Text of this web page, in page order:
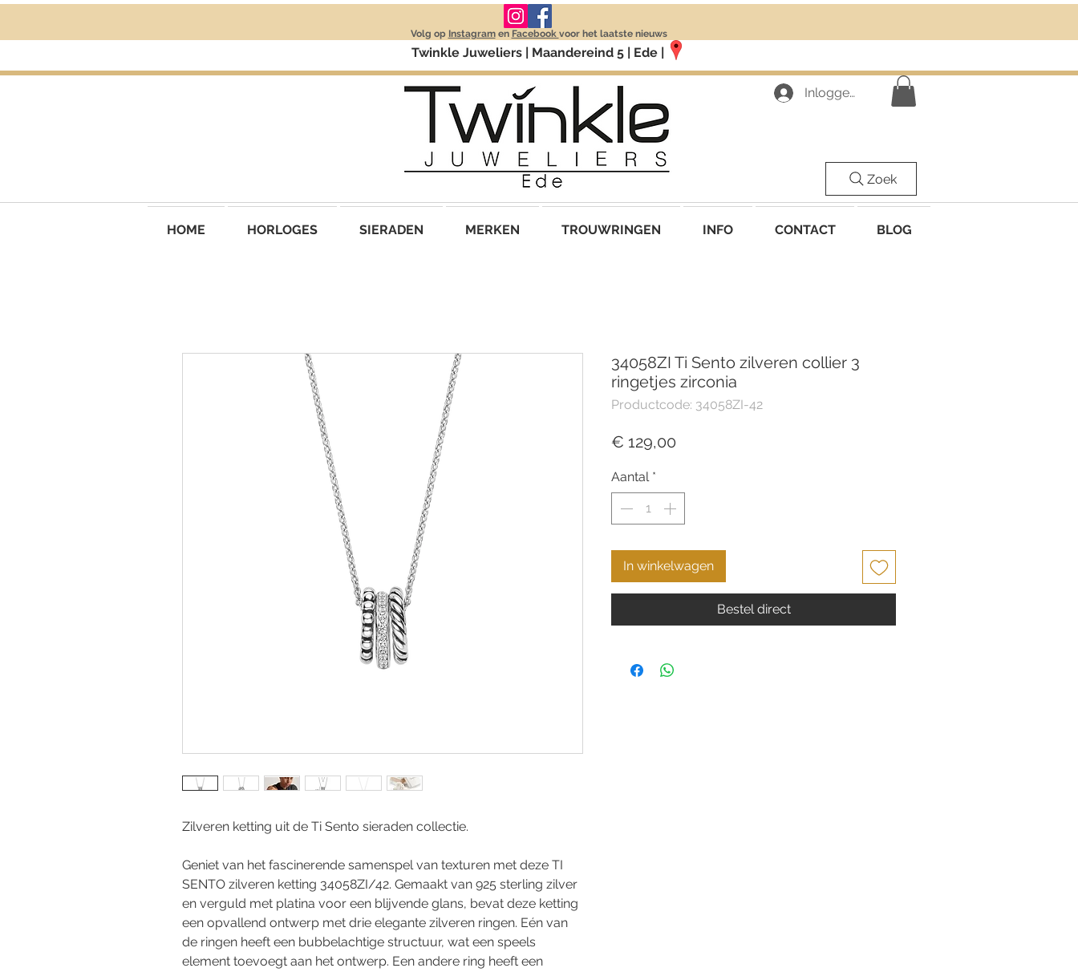
Volg op Instagramen Facebook voor het laatste nieuws
Twinkle Juweliers | Maandereind 5 | Ede |
Inloggen
Zoek
HOME HORLOGES SIERADEN MERKEN TROUWRINGEN INFO CONTACT BLOG
Zilveren ketting uit de Ti Sento sieraden collectie.
Geniet van het fascinerende samenspel van texturen met deze TI
SENTO zilveren ketting 34058ZI/42. Gemaakt van 925 sterling zilver
en verguld met platina voor een blijvende glans, bevat deze ketting
een opvallend ontwerp met drie elegante zilveren ringen. Eén van
de ringen heeft een bubbelachtige structuur, wat een speels
element toevoegt aan het ontwerp. Een andere ring heeft een
34058ZI Ti Sento zilveren collier 3
ringetjes zirconia
Productcode: 34058ZI-42
€ 129,00
Aantal *
In winkelwagen
Bestel direct